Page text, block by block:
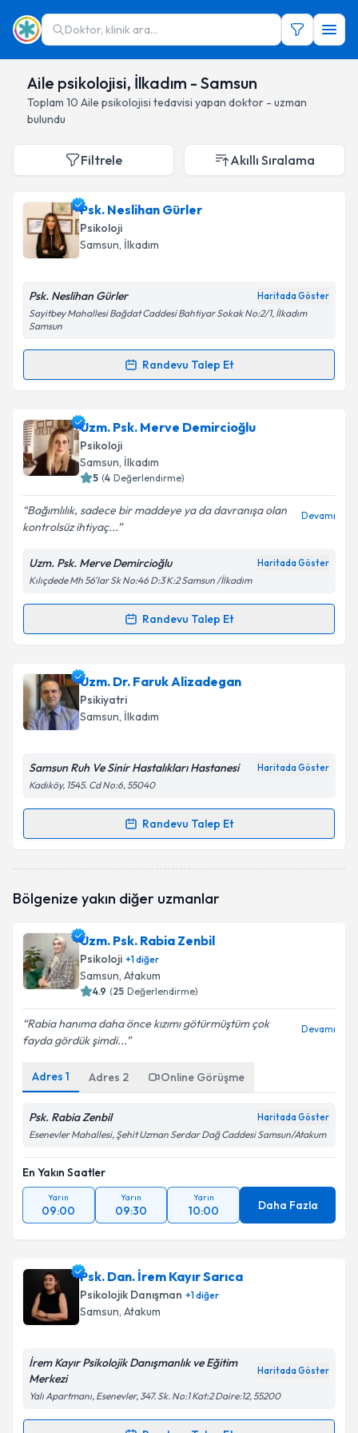
Doktor, klinik ara...
Aile psikolojisi, İlkadım - Samsun
Toplam 10 Aile psikolojisi tedavisi yapan doktor - uzman
bulundu
Filtrele Akıllı Sıralama
Psk. Neslihan Gürler
Psikoloji
Samsun, İlkadım
Psk. Neslihan Gürler Haritada Göster
Sayitbey Mahallesi Bağdat Caddesi Bahtiyar Sokak No:2/1, İlkadım
Samsun
Randevu Talep Et
Randevu Takvimi Talebi
Psk. Neslihan Gürleriçin randevu takvimi talebi
oluşturun. Size bu uzmandan randevu almanız için bir
takvim hazırlandığında e-posta ile bilgilendireceğiz.
Kişisel verilerimin işlenmesine ilişkin
Aydınlatma
Metni'ni okudum ve kişisel verilerimin belirtilen
kapsamda işlenmesini kabul ediyorum.
Uzm. Psk. Merve Demircioğlu
Psikoloji
Samsun, İlkadım
5 (4 Değerlendirme)
Bağımlılık, sadece bir maddeye ya da davranışa olan
kontrolsüz ihtiyaç...
Devamı
Uzm. Psk. Merve Demircioğlu Haritada Göster
Kılıçdede Mh 56'lar Sk No:46 D:3 K:2 Samsun /İlkadım
Randevu Talep Et
Randevu Takvimi Talebi
Uzm. Psk. Merve Demircioğluiçin randevu takvimi
talebi oluşturun. Size bu uzmandan randevu almanız
için bir takvim hazırlandığında e-posta ile
bilgilendireceğiz.
Kişisel verilerimin işlenmesine ilişkinAydınlatma
kapsamda işlenmesini kabul ediyorum.
Uzm. Dr. Faruk Alizadegan
Psikiyatri
Samsun, İlkadım
Samsun Ruh Ve Sinir Hastalıkları Hastanesi Haritada Göster
Kadıköy, 1545. Cd No:6, 55040
Randevu Talep Et
Randevu Takvimi Talebi
talebi oluşturun. Size bu uzmandan randevu almanız
bilgilendireceğiz.
E-posta Adresiniz
Kişisel verilerimin işlenmesine ilişkin
kapsamda işlenmesini kabul ediyorum.
Takvim Talebini Gönder
Bölgenize yakın diğer uzmanlar
Uzm. Psk. Rabia Zenbil
Psikoloji +1diğer
Samsun, Atakum
4.9 (25 Değerlendirme)
Rabia hanıma daha önce kızımı götürmüştüm çok
fayda gördük şimdi...
Devamı
Adres 1 Adres 2 Online Görüşme
Psk. Rabia Zenbil Haritada Göster
Esenevler Mahallesi, Şehit Uzman Serdar Dağ Caddesi Samsun/Atakum
En Yakın Saatler
Yarın
09:00
Yarın
09:30
Yarın
10:00 Daha Fazla
Psk. Dan. İrem Kayır Sarıca
Psikolojik Danışman +1diğer
Samsun, Atakum
İrem Kayır Psikolojik Danışmanlık ve Eğitim
Merkezi
Haritada Göster
Yalı Apartmanı, Esenevler, 347. Sk. No:1 Kat:2 Daire:12, 55200